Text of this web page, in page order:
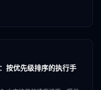
按优先级排序的执行手